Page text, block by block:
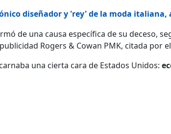
diseñador y 'rey' de la moda italiana,
de una causa específica de su deceso,
Rogers & Cowan PMK, citada por
una cierta cara de Estados Unidos: